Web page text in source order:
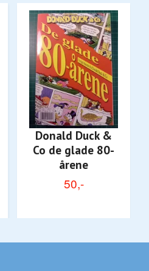
Donald Duck &
Co de glade 80-
årene
50,-